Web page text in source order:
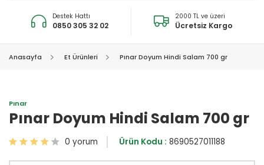
Destek Hattı
0850 305 32 02
2000 TL ve üzeri
Ücretsiz Kargo
Anasayfa Et Ürünleri Pınar Doyum Hindi Salam 700 gr
Pınar
Pınar Doyum Hindi Salam 700 gr
0 yorum Ürün Kodu : 8690527011188